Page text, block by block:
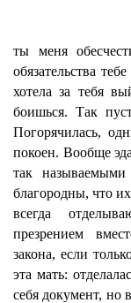
ты меня
обязательства
хотела за тебя
боишься. Так
Погорячилась,
покоен. Вообще
так
благородны, что
всегда
презрением
закона, если
эта мать:
себя документ, но